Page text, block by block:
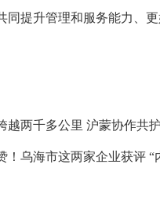
同提升管理和服务能力、
越两千多公里 沪蒙协作共
！乌海市这两家企业获评 “